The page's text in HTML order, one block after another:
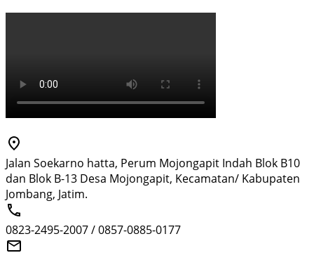
Jalan Soekarno hatta, Perum Mojongapit Indah Blok B10
dan Blok B-13 Desa Mojongapit, Kecamatan/ Kabupaten
Jombang, Jatim.
0823-2495-2007 / 0857-0885-0177